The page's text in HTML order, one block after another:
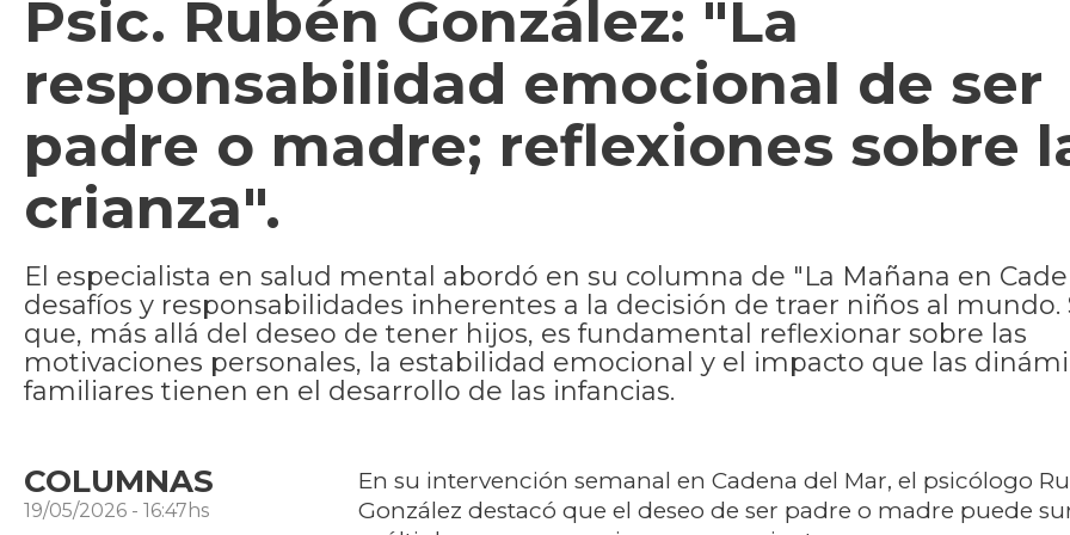
Psic. Rubén González: "La
responsabilidad emocional de ser
padre o madre; reflexiones sobre
crianza".
El especialista en salud mental abordó en su columna de "La Mañana en
desafíos y responsabilidades inherentes a la decisión de traer niños al mundo.
que, más allá del deseo de tener hijos, es fundamental reflexionar sobre las
motivaciones personales, la estabilidad emocional y el impacto que las
familiares tienen en el desarrollo de las infancias.
COLUMNAS
19/05/2026 - 16:47hs
En su intervención semanal en Cadena del Mar, el psicólogo
González destacó que el deseo de ser padre o madre puede